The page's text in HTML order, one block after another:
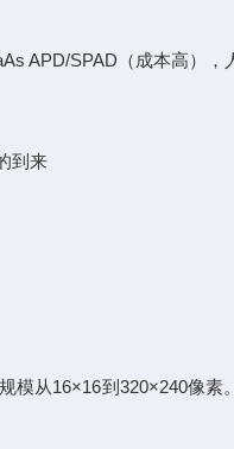
APD/SPAD（成本高）
从16×16到320×240像素